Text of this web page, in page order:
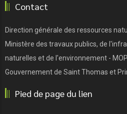
Contact
Direction générale des ressources
Ministère des travaux publics, de
naturelles et de l'environnement -
Gouvernement de Saint Thomas et
Pied de page du lien